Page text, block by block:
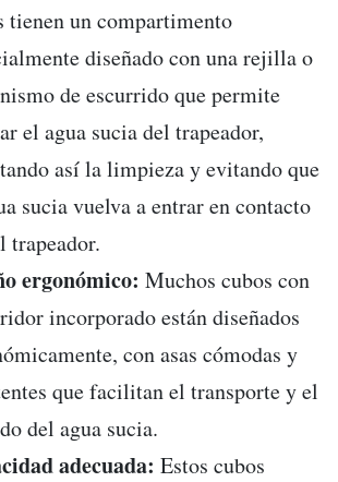
tienen un compartimento
diseñado con una rejilla o
de escurrido que permite
el agua sucia del trapeador,
así la limpieza y evitando que
sucia vuelva a entrar en contacto
trapeador.
ergonómico: Muchos cubos con
incorporado están diseñados
con asas cómodas y
que facilitan el transporte y el
del agua sucia.
adecuada: Estos cubos